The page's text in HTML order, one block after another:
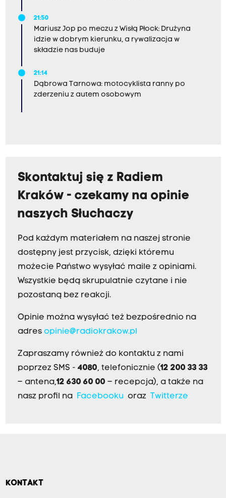
21:50
Mariusz Jop po meczu z Wisłą Płock: Drużyna
idzie w dobrym kierunku, a rywalizacja w
składzie nas buduje
21:14
Dąbrowa Tarnowa: motocyklista ranny po
zderzeniu z autem osobowym
Skontaktuj się z Radiem
Kraków - czekamy na opinie
naszych Słuchaczy
Pod każdym materiałem na naszej stronie
dostępny jest przycisk, dzięki któremu
możecie Państwo wysyłać maile z opiniami.
Wszystkie będą skrupulatnie czytane i nie
pozostaną bez reakcji.
Opinie można wysyłać też bezpośrednio na
adres opinie@radiokrakow.pl
Zapraszamy również do kontaktu z nami
poprzez SMS - 4080, telefonicznie (12 200 33 33
– antena,12 630 60 00 – recepcja), a także na
nasz profil na Facebookuoraz Twitterze
KONTAKT